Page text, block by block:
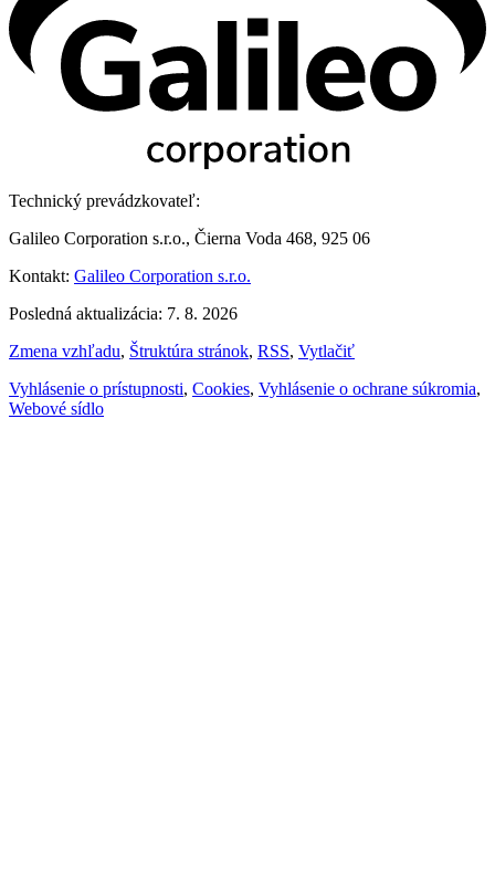
Technický prevádzkovateľ:
Galileo Corporation s.r.o., Čierna Voda 468, 925 06
Kontakt: Galileo Corporation s.r.o.
Posledná aktualizácia: 7. 8. 2026
Zmena vzhľadu, Štruktúra stránok, RSS, Vytlačiť
Vyhlásenie o prístupnosti, Cookies, Vyhlásenie o ochrane súkromia,
Webové sídlo